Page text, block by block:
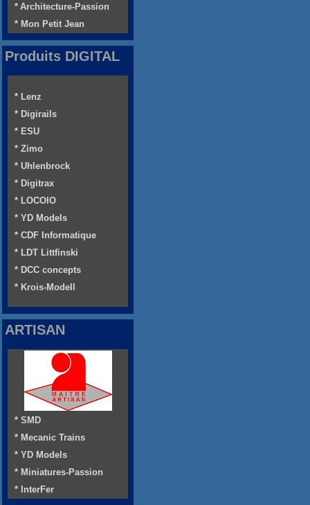
* Architecture-Passion
* Mon Petit Jean
Produits DIGITAL
* Lenz
* Digirails
* ESU
* Zimo
* Uhlenbrock
* Digitrax
* LOCOIO
* YD Models
* CDF Informatique
* LDT Littfinski
* DCC concepts
* Krois-Modell
ARTISAN
* SMD
* Mecanic Trains
* YD Models
* Miniatures-Passion
* InterFer